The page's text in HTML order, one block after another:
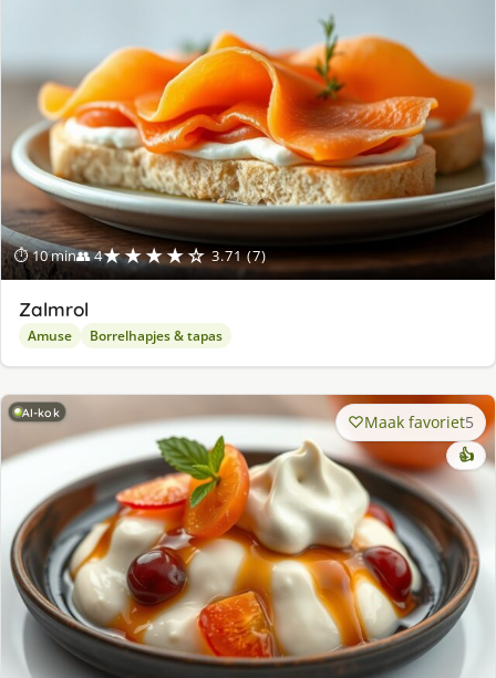
⏱ 10 min👥 4★★★★☆ 3.71 (7)
Zalmrol
Amuse Borrelhapjes & tapas
AI-kok Maak favoriet5
👍